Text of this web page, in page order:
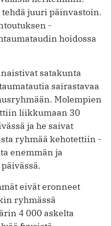
juuri päinvastoin.
hoidossa
satakunta
sairastavaa
Molempien
liikkumaan 30
ja he saivat
ryhmää kehotettiin
enemmän ja
eivät eronneet
ryhmässä
4 000 askelta